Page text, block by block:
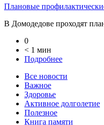
Плановые
В Домодедове проходят
0
< 1 мин
Подробнее
Все новости
Важное
Здоровье
Активное долголетие
Полезное
Книга памяти